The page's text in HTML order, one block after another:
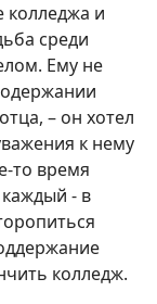
колледжа и
среди
Ему не
– он хотел
к нему
то время
- в
колледж.